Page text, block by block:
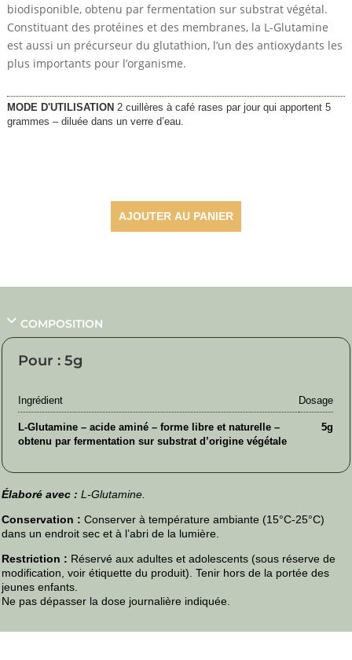
biodisponible, obtenu par fermentation sur substrat végétal.
Constituant des protéines et des membranes, la L-Glutamine
est aussi un précurseur du glutathion, l’un des antioxydants les
plus importants pour l’organisme.
MODE D'UTILISATION 2 cuillères à café rases par jour qui apportent 5
grammes – diluée dans un verre d’eau.
AJOUTER AU PANIER
COMPOSITION
Pour : 5g
Ingrédient Dosage
L-Glutamine – acide aminé – forme libre et naturelle –
obtenu par fermentation sur substrat d’origine végétale
5g
Élaboré avec : L-Glutamine.
Conservation : Conserver à température ambiante (15°C-25°C)
dans un endroit sec et à l’abri de la lumière.
Restriction : Réservé aux adultes et adolescents (sous réserve de
modification, voir étiquette du produit). Tenir hors de la portée des
jeunes enfants.
Ne pas dépasser la dose journalière indiquée.